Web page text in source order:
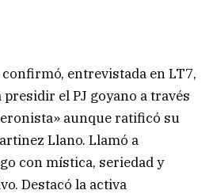
entrevistada en LT7,
el PJ goyano a través
aunque ratificó su
Llano. Llamó a
con mística, seriedad y
Destacó la activa